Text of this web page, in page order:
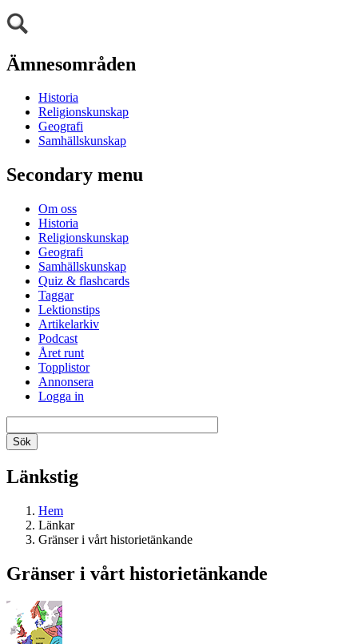
Ämnesområden
Historia
Religionskunskap
Geografi
Samhällskunskap
Secondary menu
Om oss
Historia
Religionskunskap
Geografi
Samhällskunskap
Quiz & flashcards
Taggar
Lektionstips
Artikelarkiv
Podcast
Året runt
Topplistor
Annonsera
Logga in
Länkstig
Hem
Länkar
Gränser i vårt historietänkande
Gränser i vårt historietänkande